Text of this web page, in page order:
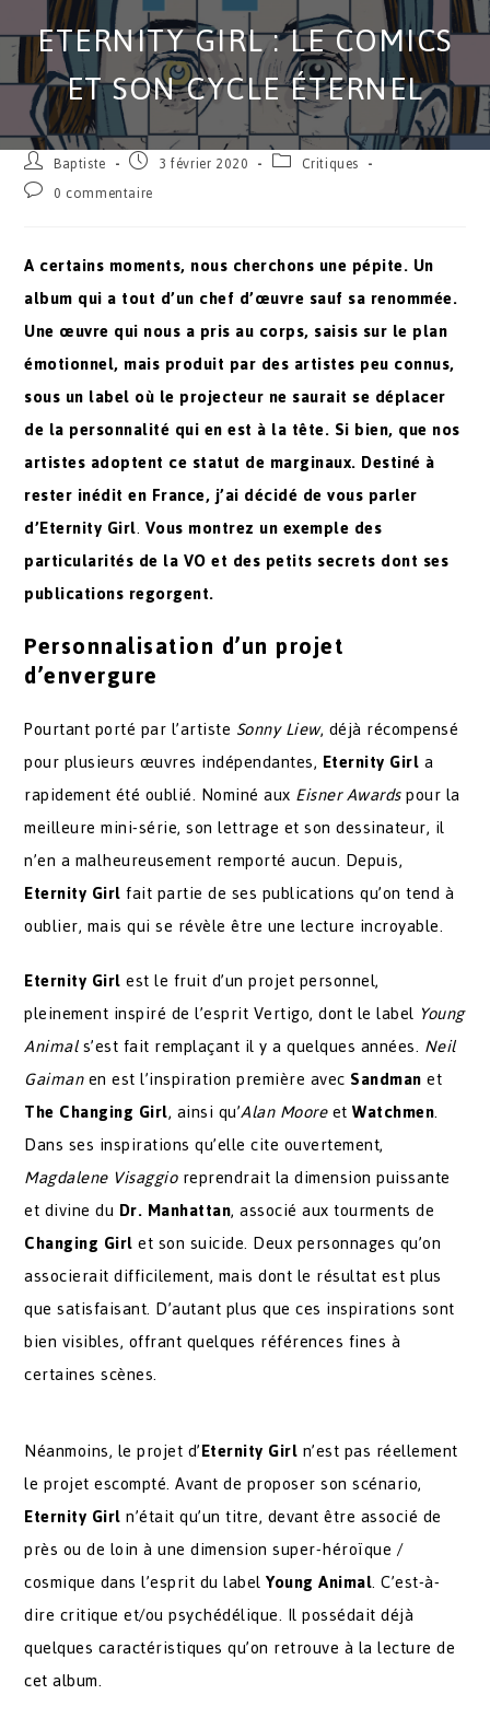
ETERNITY GIRL : LE COMICS
ET SON CYCLE ÉTERNEL
Baptiste 3 février 2020
Critiques
0 commentaire
A certains moments, nous cherchons une pépite. Un
album qui a tout d’un chef d’œuvre sauf sa renommée.
Une œuvre qui nous a pris au corps, saisis sur le plan
émotionnel, mais produit par des artistes peu connus,
sous un label où le projecteur ne saurait se déplacer
de la personnalité qui en est à la tête. Si bien, que nos
artistes adoptent ce statut de marginaux. Destiné à
rester inédit en France, j’ai décidé de vous parler
d’Eternity Girl. Vous montrez un exemple des
particularités de la VO et des petits secrets dont ses
publications regorgent.
Personnalisation d’un projet
d’envergure
Pourtant porté par l’artiste Sonny Liew, déjà récompensé
pour plusieurs œuvres indépendantes, Eternity Girla
rapidement été oublié. Nominé aux Eisner Awardspour la
meilleure mini-série, son lettrage et son dessinateur, il
n’en a malheureusement remporté aucun. Depuis,
Eternity Girlfait partie de ses publications qu’on tend à
oublier, mais qui se révèle être une lecture incroyable.
Eternity Girlest le fruit d’un projet personnel,
pleinement inspiré de l’esprit Vertigo, dont le label Young
Animals’est fait remplaçant il y a quelques années. Neil
Gaimanen est l’inspiration première avec Sandmanet
The Changing Girl, ainsi qu’Alan MooreetWatchmen.
Dans ses inspirations qu’elle cite ouvertement,
Magdalene Visaggioreprendrait la dimension puissante
et divine du Dr. Manhattan, associé aux tourments de
Changing Girlet son suicide. Deux personnages qu’on
associerait difficilement, mais dont le résultat est plus
que satisfaisant. D’autant plus que ces inspirations sont
bien visibles, offrant quelques références fines à
certaines scènes.
Néanmoins, le projet d’Eternity Girln’est pas réellement
le projet escompté. Avant de proposer son scénario,
Eternity Girln’était qu’un titre, devant être associé de
près ou de loin à une dimension super-héroïque /
cosmique dans l’esprit du labelYoung Animal. C’est-à-
dire critique et/ou psychédélique. Il possédait déjà
quelques caractéristiques qu’on retrouve à la lecture de
cet album.